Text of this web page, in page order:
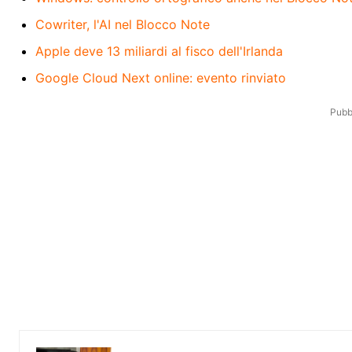
Cowriter, l'AI nel Blocco Note
Apple deve 13 miliardi al fisco dell'Irlanda
Google Cloud Next online: evento rinviato